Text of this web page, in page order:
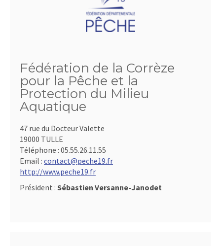
Fédération de la Corrèze
pour la Pêche et la
Protection du Milieu
Aquatique
47 rue du Docteur Valette
19000 TULLE
Téléphone : 05.55.26.11.55
Email : contact@peche19.fr
http://www.peche19.fr
Président : Sébastien Versanne-Janodet